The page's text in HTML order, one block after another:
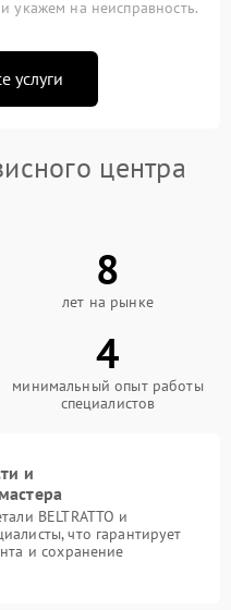
укажем на неисправность.
услуги
центра
8
лет на рынке
4
минимальный опыт работы
специалистов
и
BELTRATTO и
что гарантирует
и сохранение